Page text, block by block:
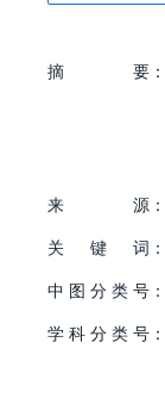
摘 要：
来
源：
关 键 词：
中 图 分 类 号：
学 科 分 类 号：